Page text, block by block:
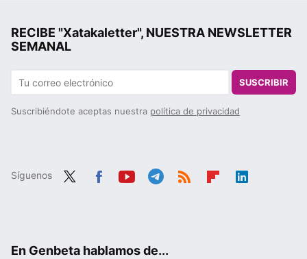
RECIBE "Xatakaletter", NUESTRA NEWSLETTER
SEMANAL
SUSCRIBIR
Suscribiéndote aceptas nuestra política de privacidad
Síguenos
En Genbeta hablamos de...